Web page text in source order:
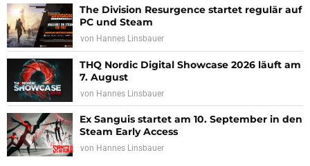
The Division Resurgence startet regulär auf
PC und Steam
von Hannes Linsbauer
THQ Nordic Digital Showcase 2026 läuft am
7. August
von Hannes Linsbauer
Ex Sanguis startet am 10. September in den
Steam Early Access
von Hannes Linsbauer